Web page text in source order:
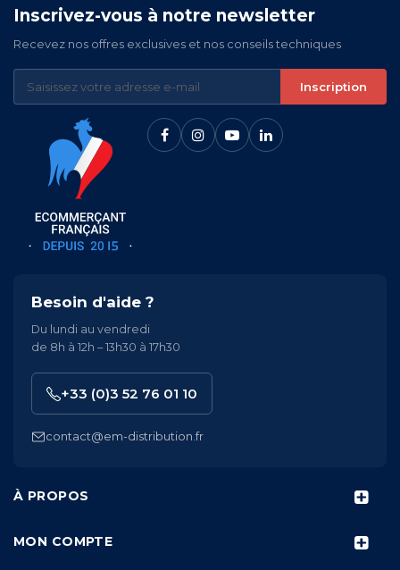
Inscrivez-vous à notre newsletter
Recevez nos offres exclusives et nos conseils techniques
Inscription
À PROPOS
MON COMPTE
Besoin d'aide ?
Du lundi au vendredi
de 8h à 12h – 13h30 à 17h30
+33 (0)3 52 76 01 10
contact@em-distribution.fr